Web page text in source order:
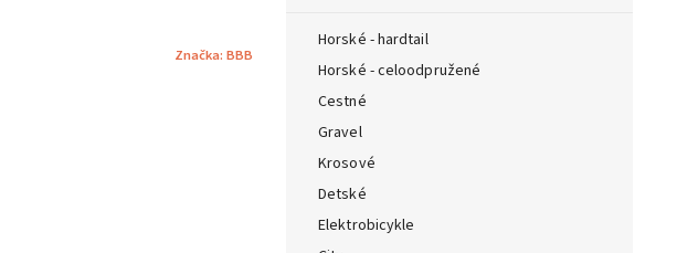
Horské - hardtail
Horské - celoodpružené
Cestné
Gravel
Krosové
Detské
Elektrobicykle
Značka: BBB